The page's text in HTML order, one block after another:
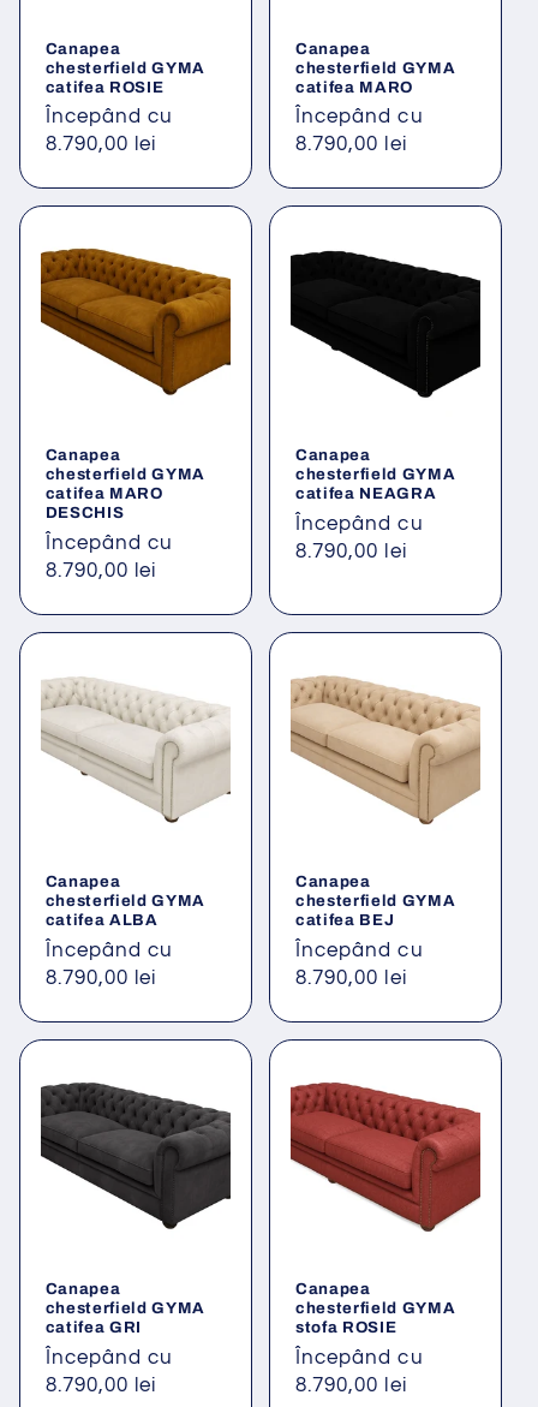
Canapea
chesterfield GYMA
catifea ROSIE
Preț
obișnuit
Începând cu
8.790,00 lei
Canapea
chesterfield GYMA
catifea MARO
Preț
obișnuit
Începând cu
8.790,00 lei
Canapea
chesterfield GYMA
catifea MARO
DESCHIS
Preț
obișnuit
Începând cu
8.790,00 lei
Canapea
chesterfield GYMA
catifea NEAGRA
Preț
obișnuit
Începând cu
8.790,00 lei
Canapea
chesterfield GYMA
catifea ALBA
Preț
obișnuit
Începând cu
8.790,00 lei
Canapea
chesterfield GYMA
catifea BEJ
Preț
obișnuit
Începând cu
8.790,00 lei
Canapea
chesterfield GYMA
catifea GRI
Preț
obișnuit
Începând cu
8.790,00 lei
Canapea
chesterfield GYMA
stofa ROSIE
Preț
obișnuit
Începând cu
8.790,00 lei